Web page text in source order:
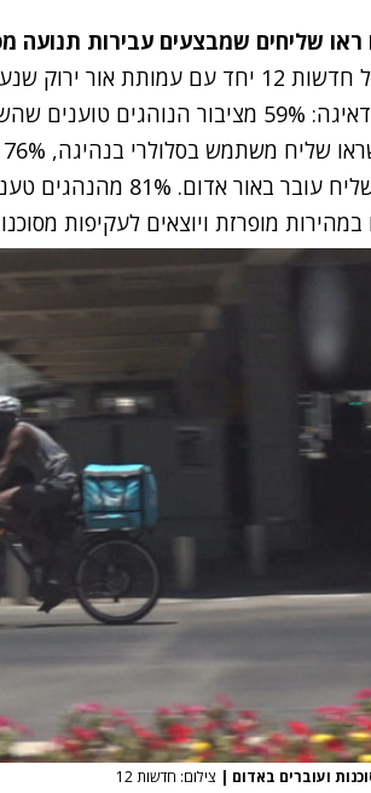
בסקר מיוחד של חדשות 12 יחד עם
מהנהגים ראו שליח עובר
מופרזת ויוצאים לעקיפות
ועוברים באדום | צילום: חדשות 12